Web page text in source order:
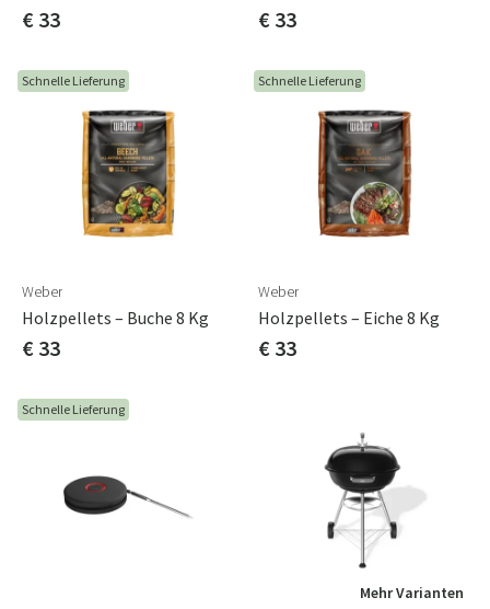
€ 33 € 33
Schnelle Lieferung
Weber
Holzpellets – Buche 8 Kg
€ 33
Schnelle Lieferung
Weber
Holzpellets – Eiche 8 Kg
€ 33
Schnelle Lieferung
Mehr Varianten